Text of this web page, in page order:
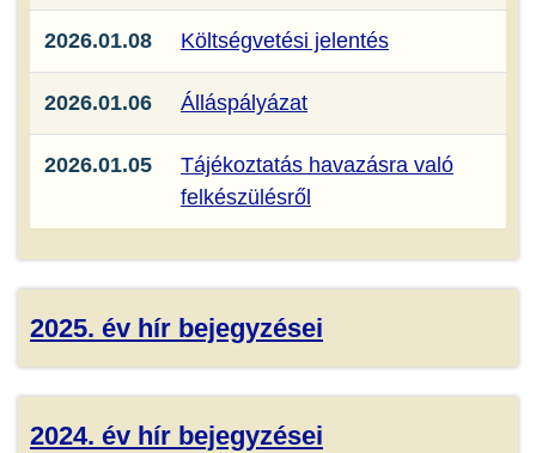
2026.01.08 Költségvetési jelentés
2026.01.06 Álláspályázat
2026.01.05
Tájékoztatás havazásra való
felkészülésről
2025. év hír bejegyzései
2024. év hír bejegyzései